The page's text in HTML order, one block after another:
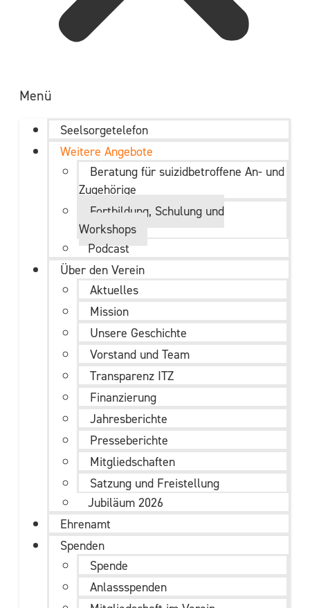
Menü
Seelsorgetelefon
Weitere Angebote
Beratung für suizidbetroffene An- und
Zugehörige
Fortbildung, Schulung und
Workshops
Podcast
Über den Verein
Aktuelles
Mission
Unsere Geschichte
Vorstand und Team
Transparenz ITZ
Finanzierung
Jahresberichte
Presseberichte
Mitgliedschaften
Satzung und Freistellung
Jubiläum 2026
Ehrenamt
Spenden
Spende
Anlassspenden